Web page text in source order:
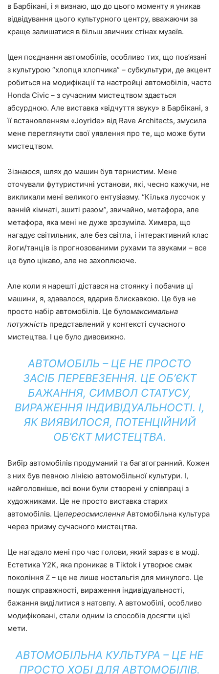
в Барбікані, і я визнаю, що до цього моменту я уникав
відвідування цього культурного центру, вважаючи за
краще залишатися в більш звичних стінах музеїв.
Ідея поєднання автомобілів, особливо тих, що пов’язані
з культурою “хлопця хлопчика” – субкультури, де акцент
робиться на модифікації та настройці автомобілів, часто
Honda Civic – з сучасним мистецтвом здається
абсурдною. Але виставка «відчуття звуку» в Барбікані, з
її встановленням «Joyride» від Rave Architects, змусила
мене переглянути свої уявлення про те, що може бути
мистецтвом.
Зізнаюся, шлях до машин був тернистим. Мене
оточували футуристичні установи, які, чесно кажучи, не
викликали мені великого ентузіазму. “Кілька лусочок у
ванній кімнаті, зшиті разом”, звичайно, метафора, але
метафора, яка мені не дуже зрозуміла. Химера, що
нагадує світильник, але без світла, і інтерактивний клас
йоги/танців із прогнозованими рухами та звуками – все
це було цікаво, але не захоплююче.
Але коли я нарешті дістався на стоянку і побачив ці
машини, я, здавалося, вдарив блискавкою. Це був не
просто набір автомобілів. Це буломаксимальна
потужність представлений у контексті сучасного
мистецтва. І це було дивовижно.
АВТОМОБІЛЬ – ЦЕ НЕ ПРОСТО
ЗАСІБ ПЕРЕВЕЗЕННЯ. ЦЕ ОБ’ЄКТ
БАЖАННЯ, СИМВОЛ СТАТУСУ,
ВИРАЖЕННЯ ІНДИВІДУАЛЬНОСТІ. І,
ЯК ВИЯВИЛОСЯ, ПОТЕНЦІЙНИЙ
ОБ’ЄКТ МИСТЕЦТВА.
Вибір автомобілів продуманий та багатогранний. Кожен
з них був певною лінією автомобільної культури. І,
найголовніше, всі вони були створені у співпраці з
художниками. Це не просто виставка старих
автомобілів. Цепереосмислення Автомобільна культура
через призму сучасного мистецтва.
Це нагадало мені про час голови, який зараз є в моді.
Естетика Y2K, яка проникає в Tiktok і утворює смак
покоління Z – це не лише ностальгія для минулого. Це
пошук справжності, вираження індивідуальності,
бажання виділитися з натовпу. А автомобілі, особливо
модифіковані, стали одним із способів досягти цієї
мети.
АВТОМОБІЛЬНА КУЛЬТУРА – ЦЕ НЕ
ПРОСТО ХОБІ ДЛЯ АВТОМОБІЛІВ.